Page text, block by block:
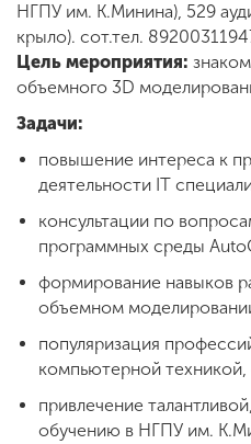
Международная
деятельность
Другие виды
Студенческая жизнь
Сведения об
образовательной
организации
ENG SPN CHI
НГПУ им. К.Минина), 529
крыло). сот.тел.
Цель мероприятия:
объемного 3D
Задачи:
повышение интереса к
деятельности IT
консультации по
программных среды
формирование навыков
объемном
популяризация
компьютерной
привлечение
обучению в НГПУ им.